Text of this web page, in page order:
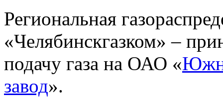
Региональная
«Челябинскгазком» –
подачу газа на ОАО «
завод».